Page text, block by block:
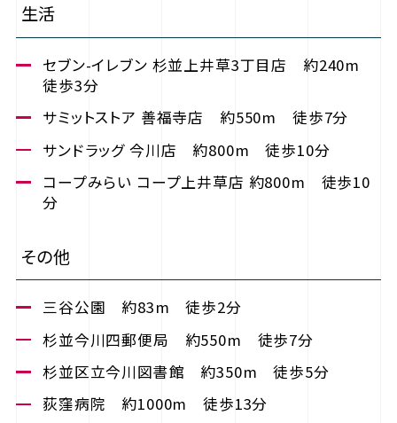
生活
セブン-イレブン 杉並上井草3丁目店 約240m
徒歩3分
サミットストア 善福寺店 約550m 徒歩7分
サンドラッグ 今川店 約800m 徒歩10分
コープみらい コープ上井草店 約800m 徒歩10
分
その他
三谷公園 約83m 徒歩2分
杉並今川四郵便局 約550m 徒歩7分
杉並区立今川図書館 約350m 徒歩5分
荻窪病院 約1000m 徒歩13分